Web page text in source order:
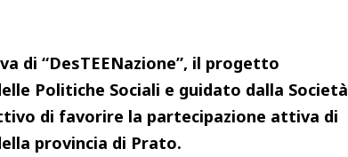
di “DesTEENazione”, il progetto
Politiche Sociali e guidato dalla Società
di favorire la partecipazione attiva di
provincia di Prato.